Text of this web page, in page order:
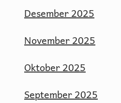
Desember 2025
November 2025
Oktober 2025
September 2025